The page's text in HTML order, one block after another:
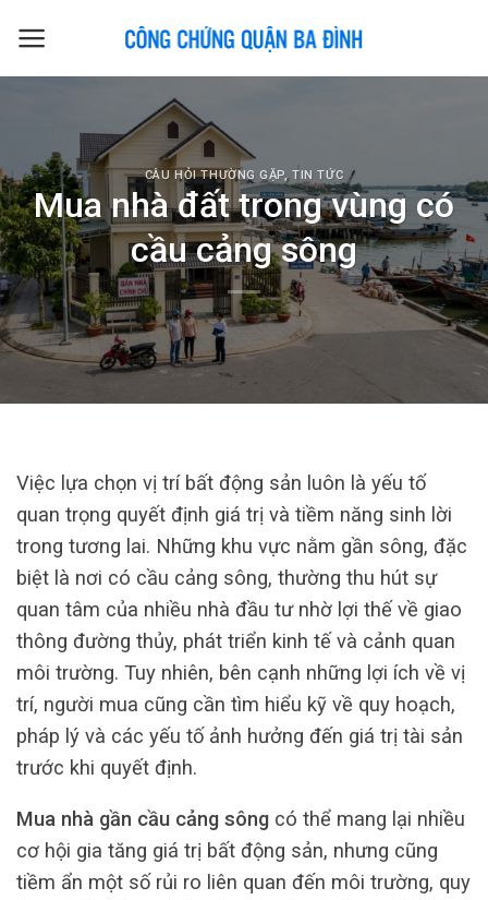
CÂU HỎI THƯỜNG GẶP,TIN TỨC
Mua nhà đất trong vùng có
cầu cảng sông
Việc lựa chọn vị trí bất động sản luôn là yếu tố
quan trọng quyết định giá trị và tiềm năng sinh lời
trong tương lai. Những khu vực nằm gần sông, đặc
biệt là nơi có cầu cảng sông, thường thu hút sự
quan tâm của nhiều nhà đầu tư nhờ lợi thế về giao
thông đường thủy, phát triển kinh tế và cảnh quan
môi trường. Tuy nhiên, bên cạnh những lợi ích về vị
trí, người mua cũng cần tìm hiểu kỹ về quy hoạch,
pháp lý và các yếu tố ảnh hưởng đến giá trị tài sản
trước khi quyết định.
Mua nhà gần cầu cảng sông có thể mang lại nhiều
cơ hội gia tăng giá trị bất động sản, nhưng cũng
tiềm ẩn một số rủi ro liên quan đến môi trường, quy